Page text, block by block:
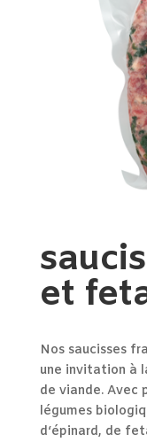
et
Nos saucisses
une invitation à
de viande. Avec
légumes
d‘épinard, de